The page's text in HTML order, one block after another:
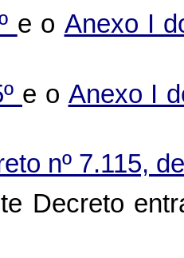
e o Anexo I
e o Anexo I
nº 7.115,
Decreto